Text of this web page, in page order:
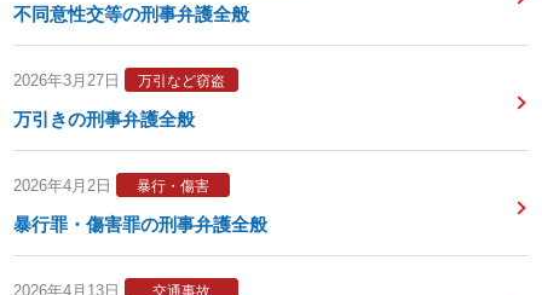
不同意性交等の刑事弁護全般
2026年3月27日 万引など窃盗
万引きの刑事弁護全般
2026年4月2日 暴行・傷害
暴行罪・傷害罪の刑事弁護全般
2026年4月13日 交通事故